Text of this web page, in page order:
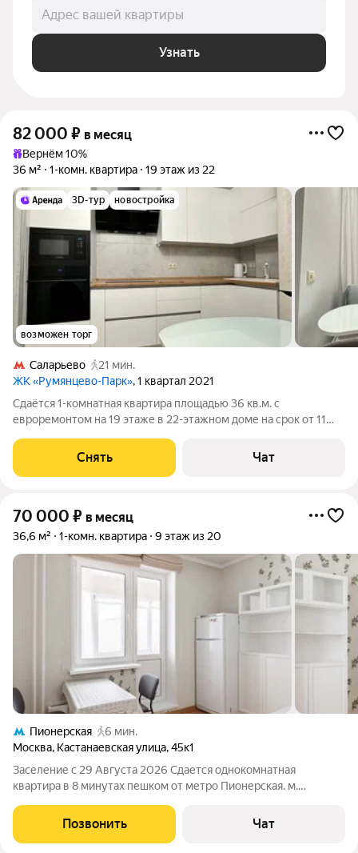
Адрес вашей квартиры
Узнать
82 000 ₽ в месяц
Вернём 10%
36 м²
1-комн. квартира 19 этаж из 22
3D-тур новостройка
возможен торг
Саларьево
21 мин.
ЖК «Румянцево-Парк», 1 квартал 2021
Сдаётся 1-комнатная квартира площадью 36 кв.м. с
евроремонтом на 19 этаже в 22-этажном доме на срок от 11
Стиральная машина Сушильная машина Холодильник
Снять Чат
70 000 ₽ в месяц
36,6 м² 1-комн. квартира 9 этаж из 20
Пионерская
6 мин.
Москва, Кастанаевская улица,45к1
Заселение с 29 Августа 2026 Сдается однокомнатная
квартира в 8 минутах пешком от метро Пионерская. м.
пешком м. Кунцевская 18 мин. пешком м. Кунцевская 20 мин.
пешком Общая площадь 36.6 кв.
Позвонить Чат